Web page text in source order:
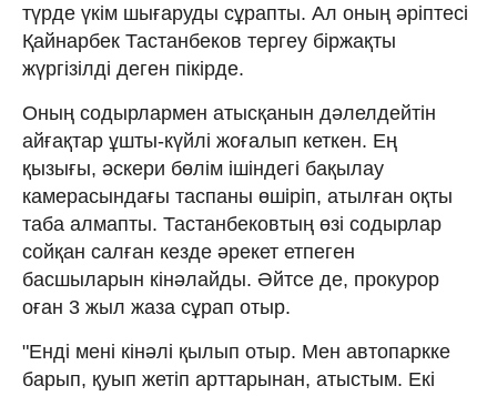
түрде үкім шығаруды сұрапты. Ал оның әріптесі
Қайнарбек Тастанбеков тергеу біржақты
жүргізілді деген пікірде.
Оның содырлармен атысқанын дәлелдейтін
айғақтар ұшты-күйлі жоғалып кеткен. Ең
қызығы, әскери бөлім ішіндегі бақылау
камерасындағы таспаны өшіріп, атылған оқты
таба алмапты. Тастанбековтың өзі содырлар
сойқан салған кезде әрекет етпеген
басшыларын кінәлайды. Әйтсе де, прокурор
оған 3 жыл жаза сұрап отыр.
"Енді мені кінәлі қылып отыр. Мен автопаркке
барып, қуып жетіп арттарынан, атыстым. Екі